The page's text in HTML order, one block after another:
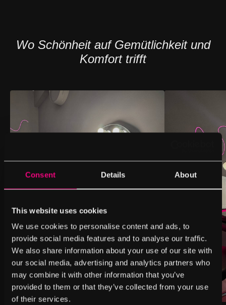
Consent Details About
This website uses cookies
We use cookies to personalise content and ads, to
provide social media features and to analyse our traffic.
We also share information about your use of our site with
our social media, advertising and analytics partners who
may combine it with other information that you’ve
provided to them or that they’ve collected from your use
of their services.
Wo Schönheit auf Gemütlichkeit und
Komfort trifft